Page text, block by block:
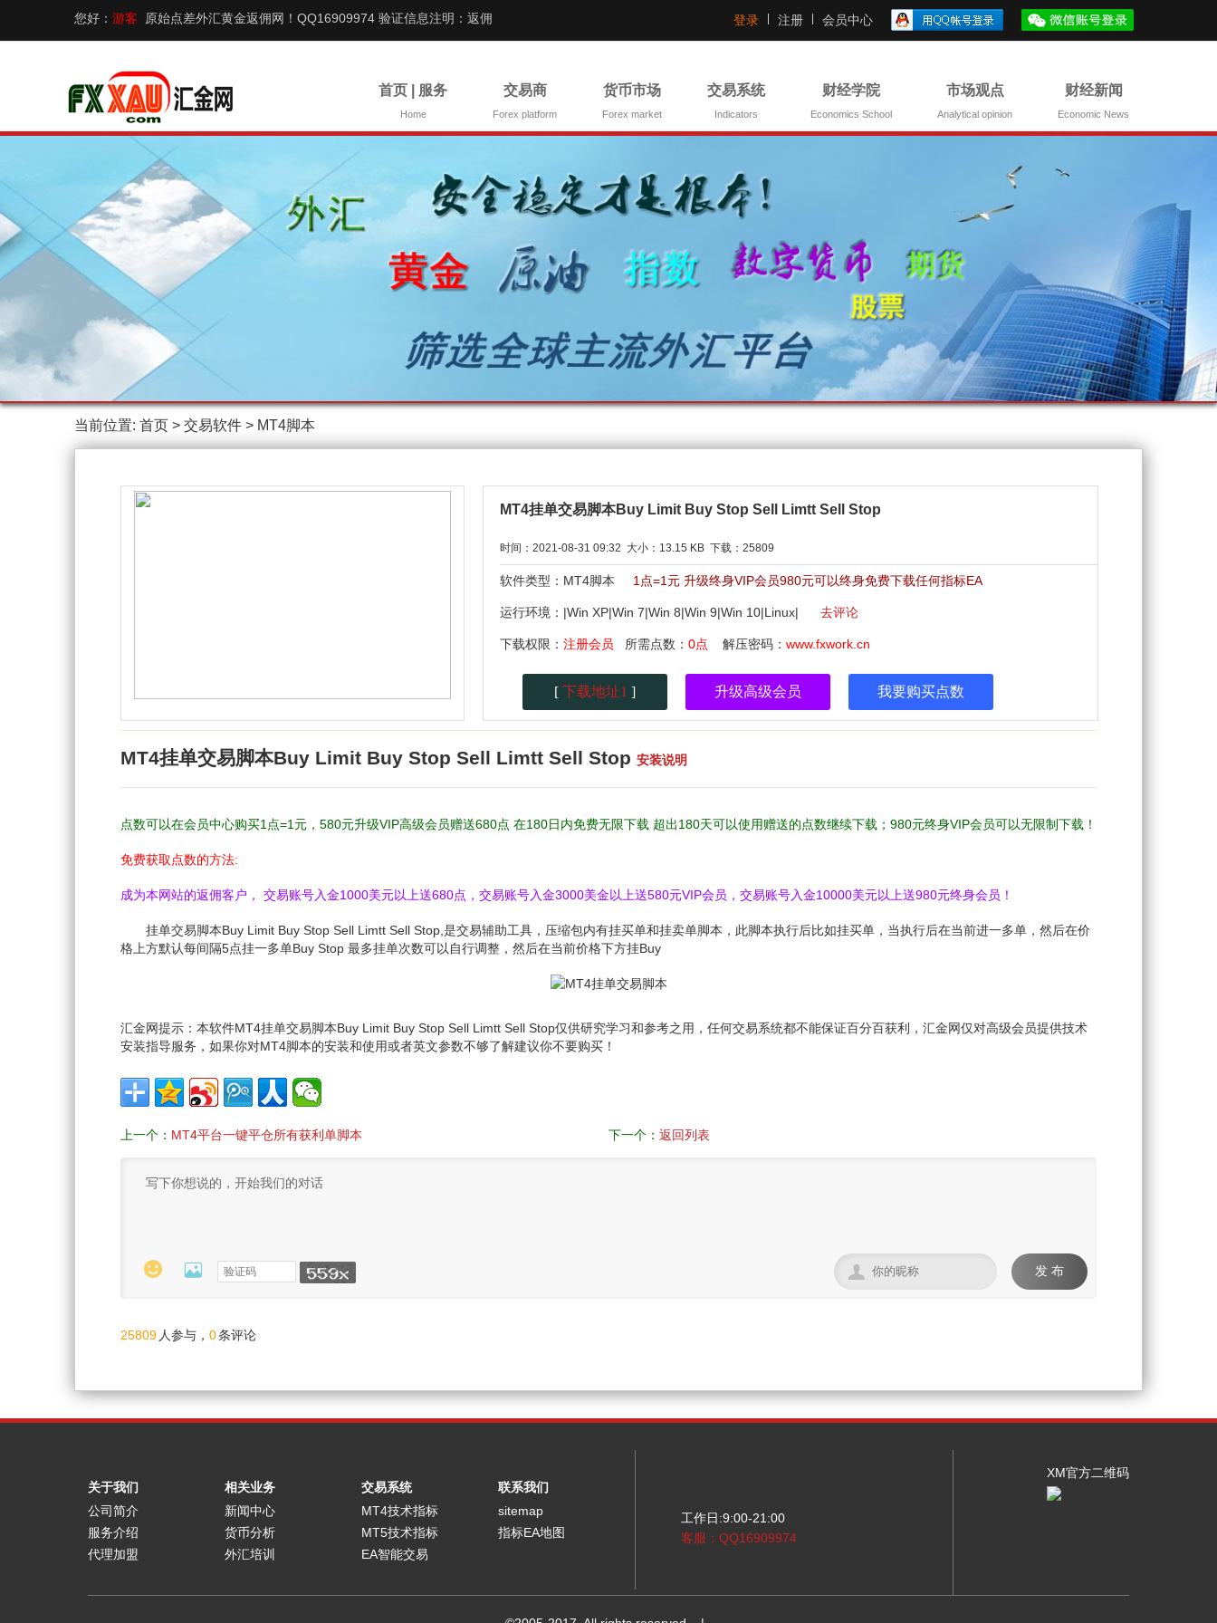
您好： 游客 原始点差外汇黄金返佣网！QQ16909974 验证信息注明：返佣 登录 注册 会员中心
首页 | 服务
Home
交易商
Forex platform
货币市场
Forex market
交易系统
Indicators
财经学院
Economics School
市场观点
Analytical opinion
财经新闻
Economic News
当前位置: 首页 > 交易软件 > MT4脚本
MT4挂单交易脚本Buy Limit Buy Stop Sell Limtt Sell Stop
时间：2021-08-31 09:32 大小：13.15 KB 下载：25809
软件类型：MT4脚本 1点=1元 升级终身VIP会员980元可以终身免费下载任何指标EA
运行环境：|Win XP|Win 7|Win 8|Win 9|Win 10|Linux| 去评论
下载权限： 注册会员 所需点数： 0点 解压密码： www.fxwork.cn
[ 下载地址1 ] 升级高级会员 我要购买点数
MT4挂单交易脚本Buy Limit Buy Stop Sell Limtt Sell Stop 安装说明
点数可以在会员中心购买1点=1元，580元升级VIP高级会员赠送680点 在180日内免费无限下载 超出180天可以使用赠送的点数继续下载；980元终身VIP会员可以无限制下载！
免费获取点数的方法:
成为本网站的返佣客户， 交易账号入金1000美元以上送680点，交易账号入金3000美金以上送580元VIP会员，交易账号入金10000美元以上送980元终身会员！
挂单交易脚本Buy Limit Buy Stop Sell Limtt Sell Stop,是交易辅助工具，压缩包内有挂买单和挂卖单脚本，此脚本执行后比如挂买单，当执行后在当前进一多单，然后在价
格上方默认每间隔5点挂一多单Buy Stop 最多挂单次数可以自行调整，然后在当前价格下方挂Buy
汇金网提示：本软件MT4挂单交易脚本Buy Limit Buy Stop Sell Limtt Sell Stop仅供研究学习和参考之用，任何交易系统都不能保证百分百获利，汇金网仅对高级会员提供技术
安装指导服务，如果你对MT4脚本的安装和使用或者英文参数不够了解建议你不要购买！
上一个： MT4平台一键平仓所有获利单脚本 下一个： 返回列表
  发 布

25809 人参与， 0条评论
关于我们
公司简介
服务介绍
代理加盟
相关业务
新闻中心
货币分析
外汇培训
交易系统
MT4技术指标
MT5技术指标
EA智能交易
联系我们
sitemap
指标EA地图
工作日:9:00-21:00
客服：QQ16909974
XM官方二维码